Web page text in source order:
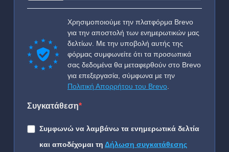
Χρησιμοποιούμε την πλατφόρμα Brevo
για την αποστολή των ενημερωτικών μας
δελτίων. Με την υποβολή αυτής της
φόρμας συμφωνείτε ότι τα προσωπικά
σας δεδομένα θα μεταφερθούν στο Brevo
για επεξεργασία, σύμφωνα με την
Πολιτική Απορρήτου του Brevo
Συγκατάθεση
Συμφωνώ να λαμβάνω τα ενημερωτικά δελτία
και αποδέχομαι τη Δήλωση συγκατάθεσης